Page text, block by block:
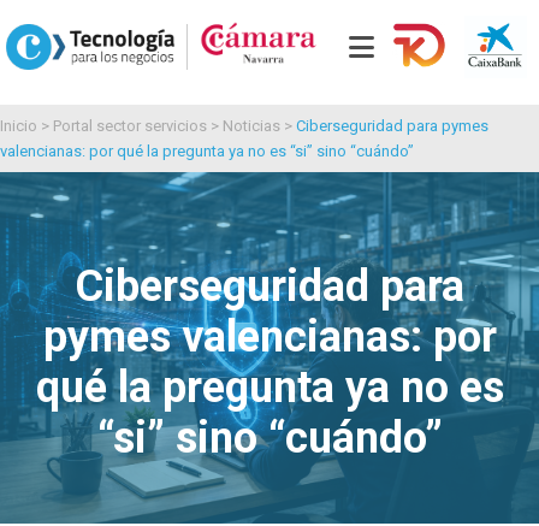
Inicio > Portal sector servicios > Noticias > Ciberseguridad para pymes
valencianas: por qué la pregunta ya no es “si” sino “cuándo”
Ciberseguridad para
pymes valencianas: por
qué la pregunta ya no es
“si” sino “cuándo”